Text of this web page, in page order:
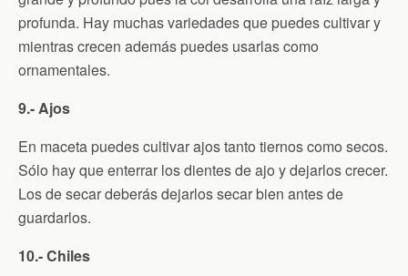
profunda. Hay muchas variedades que puedes cultivar y
mientras crecen además puedes usarlas como
ornamentales.
9.- Ajos
En maceta puedes cultivar ajos tanto tiernos como secos.
Sólo hay que enterrar los dientes de ajo y dejarlos crecer.
Los de secar deberás dejarlos secar bien antes de
guardarlos.
10.- Chiles